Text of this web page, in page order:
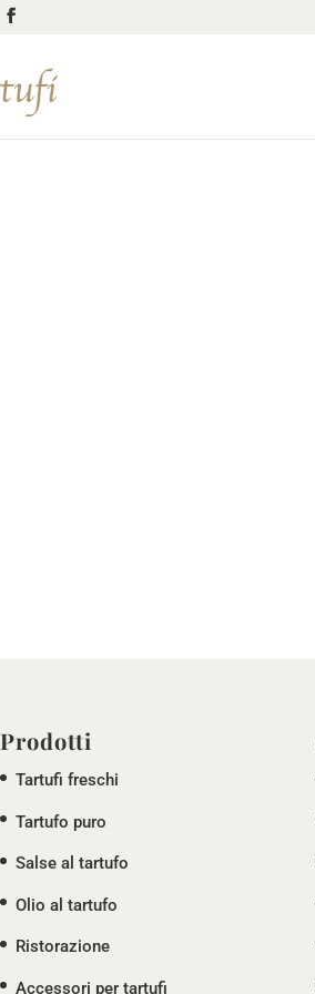
Prodotti
Tartufi freschi
Tartufo puro
Salse al tartufo
Olio al tartufo
Ristorazione
Accessori per tartufi